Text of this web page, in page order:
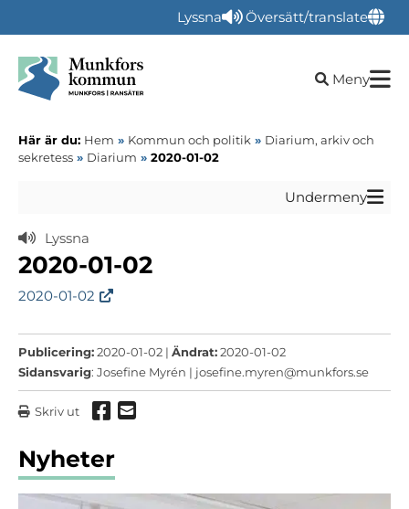
Lyssna Översätt/translate
Öppna
Meny
Här är du: Hem » Kommun och politik » Diarium, arkiv och
sekretess » Diarium » 2020-01-02
Undermeny
Lyssna
2020-01-02
2020-01-02
Publicering:2020-01-02 | Ändrat:2020-01-02
Sidansvarig: Josefine Myrén | josefine.myren@munkfors.se
Skriv ut Dela via Facebook
Dela via mail
Nyheter